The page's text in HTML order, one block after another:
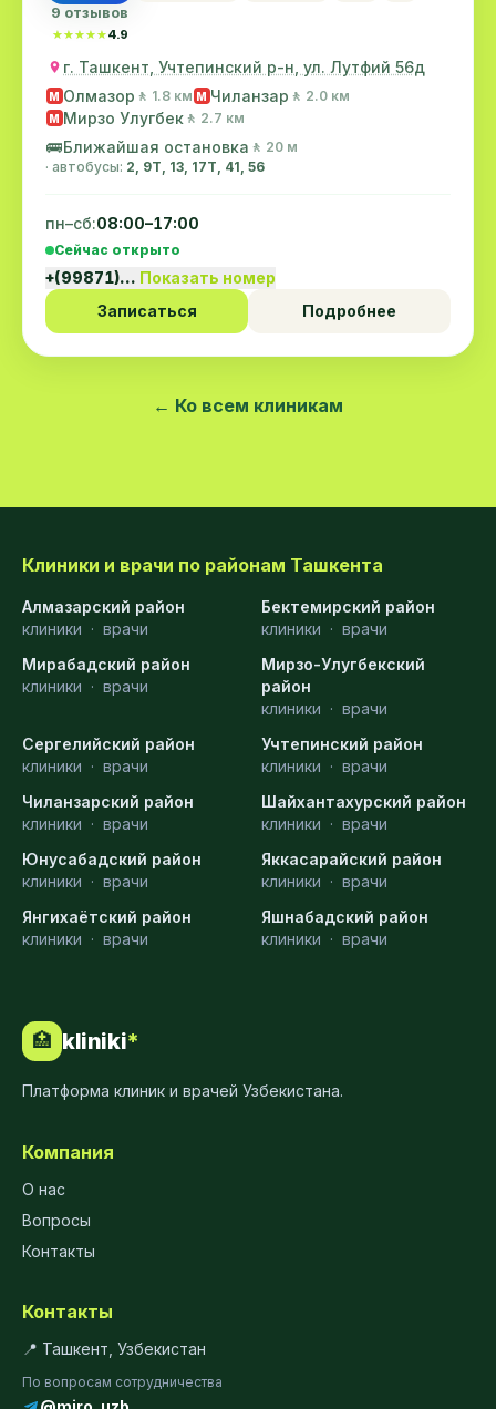
9 отзывов
★★★★★
★★★★★4.9
г. Ташкент, Учтепинский р-н, ул. Лутфий 56д
M Олмазор 🚶 1.8 км M Чиланзар 🚶 2.0 км
M Мирзо Улугбек 🚶 2.7 км
🚌Ближайшая остановка 🚶 20 м
· автобусы: 2, 9Т, 13, 17T, 41, 56
пн–сб:08:00–17:00
Сейчас открыто
+(99871)… Показать номер
Записаться
Подробнее
← Ко всем клиникам
Клиники и врачи по районам Ташкента
Алмазарский район
клиники · врачи
Бектемирский район
клиники · врачи
Мирабадский район
клиники · врачи
Мирзо-Улугбекский
район
клиники · врачи
Сергелийский район
клиники · врачи
Учтепинский район
клиники · врачи
Чиланзарский район
клиники · врачи
Шайхантахурский район
клиники · врачи
Юнусабадский район
клиники · врачи
Яккасарайский район
клиники · врачи
Янгихаётский район
клиники · врачи
Яшнабадский район
клиники · врачи
🏥 kliniki*
Платформа клиник и врачей Узбекистана.
Компания
О нас
Вопросы
Контакты
Контакты
📍 Ташкент, Узбекистан
По вопросам сотрудничества